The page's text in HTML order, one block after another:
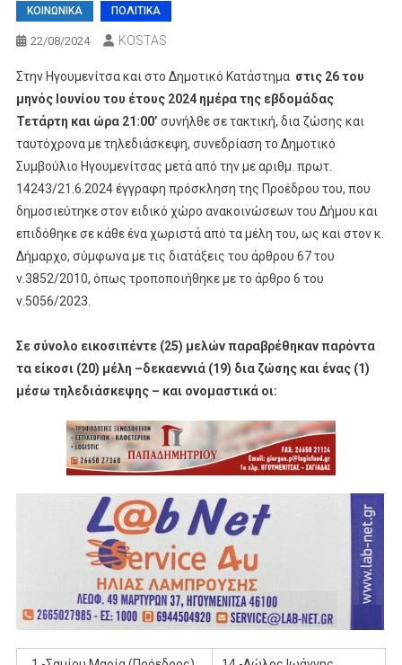
ΚΟΙΝΩΝΙΚΑ ΠΟΛΙΤΙΚΑ
22/08/2024 KOSTAS
Στην Ηγουμενίτσα και στο Δημοτικό Κατάστημα στις 26 του
μηνός Ιουνίου του έτους 2024 ημέρα της εβδομάδας
Τετάρτη και ώρα 21:00’ συνήλθε σε τακτική, δια ζώσης και
ταυτόχρονα με τηλεδιάσκεψη, συνεδρίαση το Δημοτικό
Συμβούλιο Ηγουμενίτσας μετά από την με αριθμ. πρωτ.
14243/21.6.2024 έγγραφη πρόσκληση της Προέδρου του, που
δημοσιεύτηκε στον ειδικό χώρο ανακοινώσεων του Δήμου και
επιδόθηκε σε κάθε ένα χωριστά από τα μέλη του, ως και στον κ.
Δήμαρχο, σύμφωνα με τις διατάξεις του άρθρου 67 του
ν.3852/2010, όπως τροποποιήθηκε με το άρθρο 6 του
ν.5056/2023.
Σε σύνολο εικοσιπέντε (25) μελών παραβρέθηκαν παρόντα
τα είκοσι (20) μέλη –δεκαεννιά (19) δια ζώσης και ένας (1)
μέσω τηλεδιάσκεψης – και ονομαστικά οι: